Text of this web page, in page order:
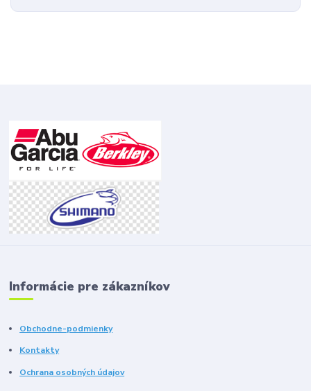
Informácie pre zákazníkov
Obchodne-podmienky
Kontakty
Ochrana osobných údajov